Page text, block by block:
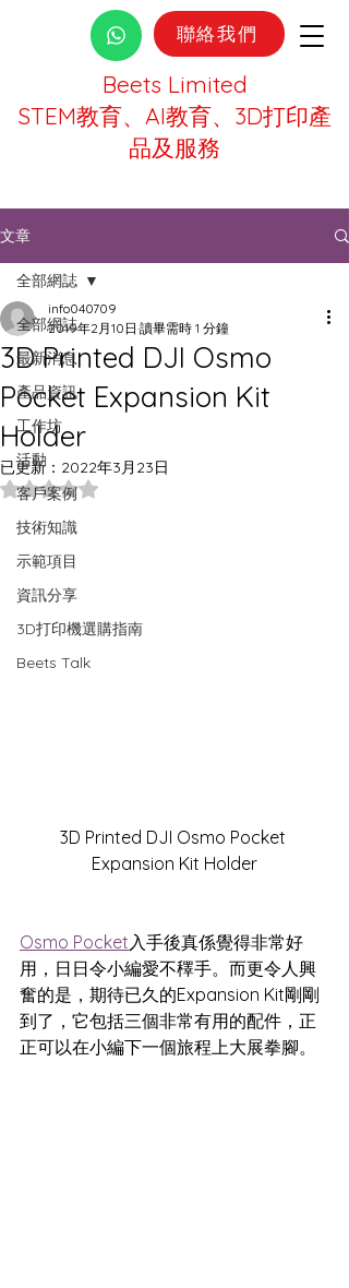
Beets Limited
STEM教育、AI教育、3D打印產
品及服務
聯絡我們
文章
全部網誌
最新消息
產品資訊
工作坊
活動
客戶案例
技術知識
示範項目
資訊分享
3D打印機選購指南
Beets Talk
全部網誌
3D Printed DJI Osmo
Pocket Expansion Kit
Holder
info040709
2019年2月10日 讀畢需時 1 分鐘
已更新： 2022年3月23日
評等為 NaN（最高為 5 顆星）。
3D Printed DJI Osmo Pocket
Expansion Kit Holder
Osmo Pocket入手後真係覺得非常好
用，日日令小編愛不䆁手。而更令人興
奮的是，期待已久的Expansion Kit剛剛
到了，它包括三個非常有用的配件，正
正可以在小編下一個旅程上大展拳腳。